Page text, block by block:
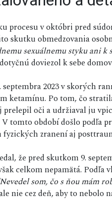
procesu v októbri pred
skutku obmedzovania
sexuálnemu styku ani
doviezol k sebe
septembra 2023 v skorých
ketamínu. Po tom, čo
prelepil oči a udržiaval ju
tomto období došlo podľa
zranení aj
že pred skutkom 9.
celkom nepamätá. Podľa
som, čo s ňou mám
nie cez deň, aby to nebolo